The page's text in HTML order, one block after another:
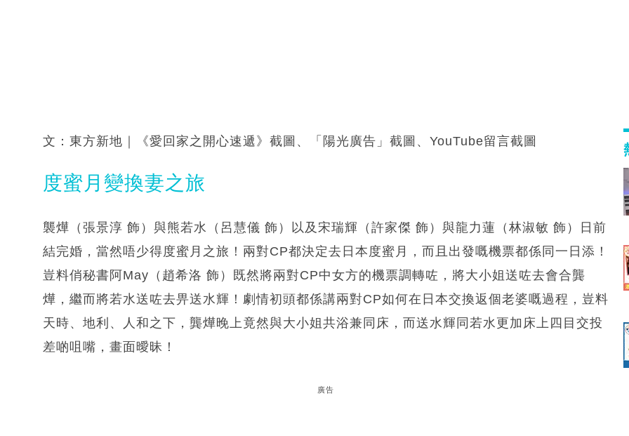
文：東方新地｜《愛回家之開心速遞》截圖、「陽光廣告」截圖、YouTube留言截圖
度蜜月變換妻之旅
襲燁（張景淳 飾）與熊若水（呂慧儀 飾）以及宋瑞輝（許家傑 飾）與龍力蓮（林淑敏 飾）日前
結完婚，當然唔少得度蜜月之旅！兩對CP都決定去日本度蜜月，而且出發嘅機票都係同一日添！
豈料俏秘書阿May（趙希洛 飾）既然將兩對CP中女方的機票調轉咗，將大小姐送咗去會合龔
燁，繼而將若水送咗去畀送水輝！劇情初頭都係講兩對CP如何在日本交換返個老婆嘅過程，豈料
天時、地利、人和之下，龔燁晚上竟然與大小姐共浴兼同床，而送水輝同若水更加床上四目交投
差啲咀嘴，畫面曖昧！
廣告